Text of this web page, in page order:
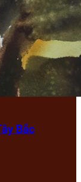
Bắc